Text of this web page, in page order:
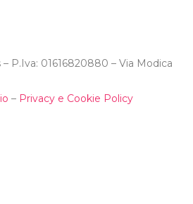
P.Iva: 01616820880 – Via Modica
– Privacy e Cookie Policy